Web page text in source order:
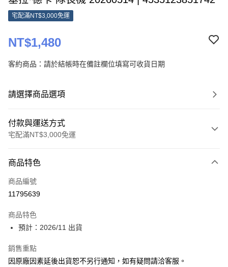
宅配滿NT$3,000免運
NT$1,480
客約商品：請於結帳時在備註欄位填寫可收貨日期
請選擇商品選項
付款與運送方式
宅配滿NT$3,000免運
信用卡一次付款
Apple Pay
運送方式
預購-宅配(舊)
每筆NT$120，滿NT$3,000(含以上)免運費
商品特色
商品編號
11795639
商品特色
預計：2026/11 出貨
銷售重點
因原廠因素延後出貨恕不另行通知，如有疑問請洽客服。